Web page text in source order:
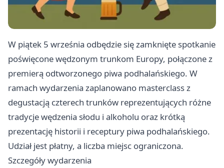
W piątek 5 września odbędzie się zamknięte spotkanie
poświęcone wędzonym trunkom Europy, połączone z
premierą odtworzonego piwa podhalańskiego. W
ramach wydarzenia zaplanowano masterclass z
degustacją czterech trunków reprezentujących różne
tradycje wędzenia słodu i alkoholu oraz krótką
prezentację historii i receptury piwa podhalańskiego.
Udział jest płatny, a liczba miejsc ograniczona.
Szczegóły wydarzenia